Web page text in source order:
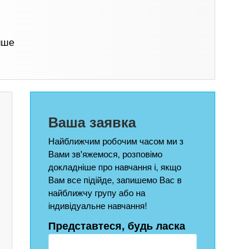
Ваша заявка
Найближчим робочим часом ми з
Вами зв'яжемося, розповімо
докладніше про навчання і, якщо
Вам все підійде, запишемо Вас в
найближчу групу або на
індивідуальне навчання!
Представтеся, будь ласка